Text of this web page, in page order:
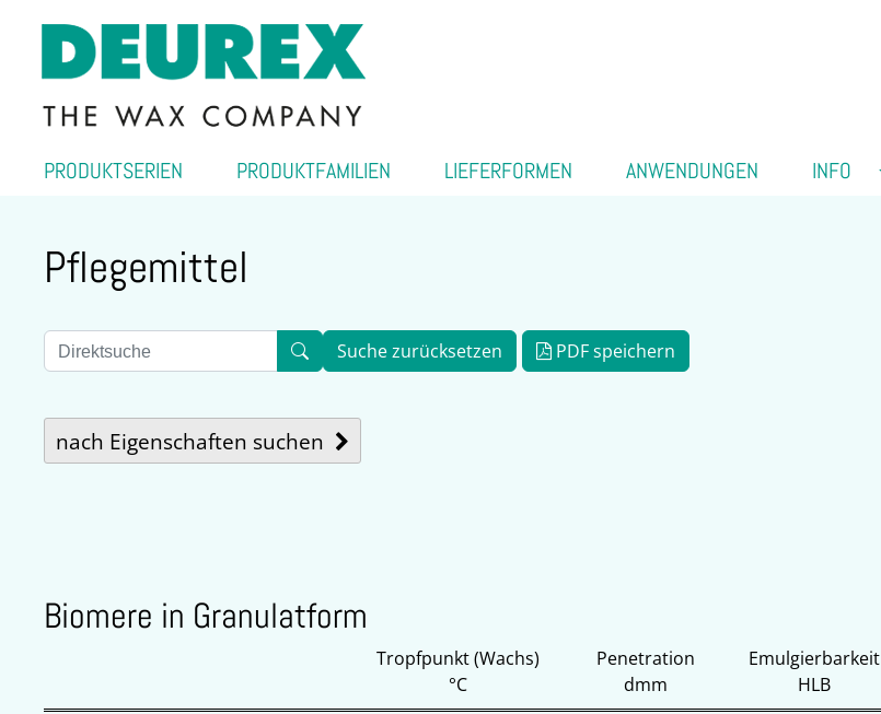
PRODUKTSERIEN PRODUKTFAMILIEN LIEFERFORMEN ANWENDUNGEN INFO
Pflegemittel
Suche zurücksetzen PDF speichern
nach Eigenschaften suchen
Biomere in Granulatform
Tropfpunkt (Wachs)
°C
Penetration
dmm
Emulgierbarkeit
HLB